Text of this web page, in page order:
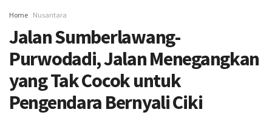
Home Nusantara
Jalan Sumberlawang-
Purwodadi, Jalan Menegangkan
yang Tak Cocok untuk
Pengendara Bernyali Ciki